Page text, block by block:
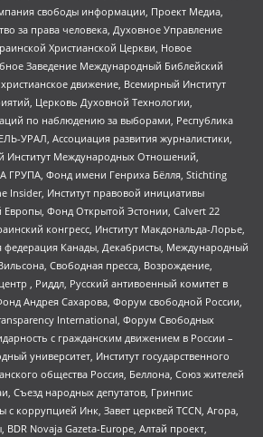
свободы информации, Проект Медиа,
за права человека, Духовное Управление
Христианской Церкви, Новое
Заведение Международный Библейский
движение, Всемирный Институт
Церковь Духовной Технологии,
по наблюдению за выборами, Республика
УРАЛ, Ассоциация развития журналистики,
Институт Международных Отношений,
Фонд имени Генриха Бёлля, Stichting
Insider, Институт правовой инициативы
Фонд Открытой Эстонии, Calvert 22
конгресс, Институт Макдональда-Лорье,
федерация Канады, Декабристы, Международный
Свободная пресса, Возрождение,
, Риддл, Русский антивоенный комитет в
Андрея Сахарова, Форум свободной России,
International, Форум Свободных
с гражданским движением в России –
университет, Институт государственного
общества Россия, Беллона, Союз жителей
Съезд народных депутатов, Гринпис
коррупцией Инк, Завет церквей TCCN, Агора,
Novaja Gazeta-Europe, Алтай проект,